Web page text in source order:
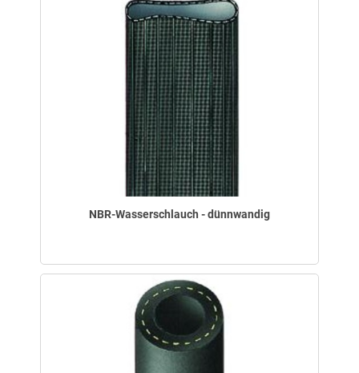
NBR-Wasserschlauch - dünnwandig